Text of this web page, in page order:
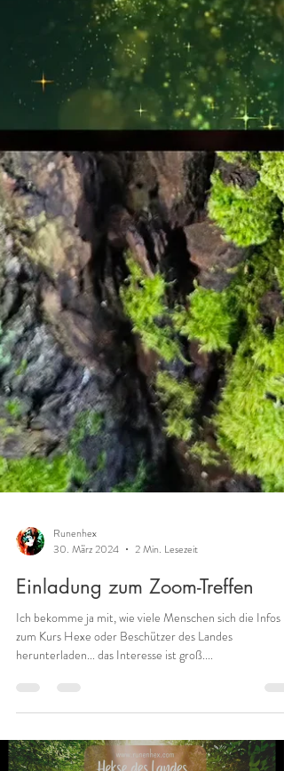
Runenhex
30. März 2024
2 Min. Lesezeit
Einladung zum Zoom-Treffen
zum Kurs Hexe oder Beschützer des Landes
herunterladen... das Interesse ist groß....